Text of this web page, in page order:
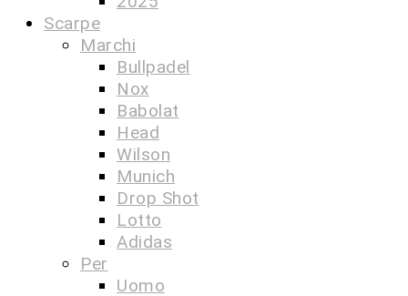
Scarpe
Marchi
Bullpadel
Nox
Babolat
Head
Wilson
Munich
Drop Shot
Lotto
Adidas
Per
Uomo